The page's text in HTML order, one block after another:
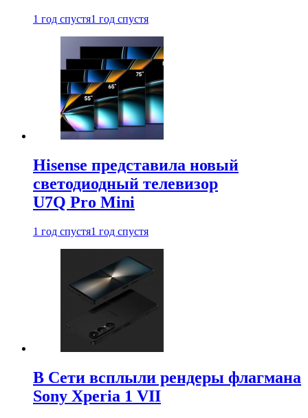
1 год спустя1 год спустя
Hisense представила новый
светодиодный телевизор
U7Q Pro Mini
1 год спустя1 год спустя
В Сети всплыли рендеры флагмана
Sony Xperia 1 VII